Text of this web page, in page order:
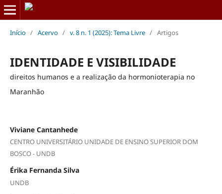
Início / Acervo / v. 8 n. 1 (2025): Tema Livre / Artigos
IDENTIDADE E VISIBILIDADE
direitos humanos e a realização da hormonioterapia no
Maranhão
Viviane Cantanhede
CENTRO UNIVERSITÁRIO UNIDADE DE ENSINO SUPERIOR DOM
BOSCO - UNDB
Érika Fernanda Silva
UNDB